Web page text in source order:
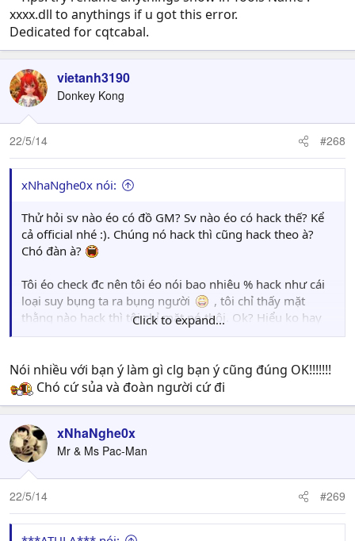
xxxx.dll to anythings if u got this error.
Dedicated for cqtcabal.
vietanh3190
Donkey Kong
22/5/14 #268
xNhaNghe0x nói:
Thử hỏi sv nào éo có đồ GM? Sv nào éo có hack thế? Kể
cả official nhé :). Chúng nó hack thì cũng hack theo à?
Chó đàn à?
Tôi éo check đc nên tôi éo nói bao nhiêu % hack như cái
loại suy bụng ta ra bụng người
, tôi chỉ thấy mặt
thằng nào hack thì tôi chỉ mặt nó thôi. Ok? Hiểu ko hay
éo hiểu?
.
Tôi éo phải lấy lý lẽ gì ra, chẳng qua thấy bạn quảng cáo
bạn chơi bên Mys thế nọ thế kia vs lại có 7 năm kinh
nghiệm chinh chiến cabal nên tìm lại xem bạn thế éo nào
Ko có thời gian chơi thì giúp mem thế nùn nào đc hả
bạn? Sao có cái này mà cũng éo hiểu đc? Phải chăng bạn
dốt hay mẹ bạn ko cho i-ốt vào canh?
Ừ thì cứ cho là tôi éo giúp mem G tôi đc bao nhiêu đi
nhưng tôi dám khẳng định éo thằng VN nào trong G tôi
Click to expand...
Nói nhiều với bạn ý làm gì clg bạn ý cũng đúng OK!!!!!!!
Chó cứ sủa và đoàn người cứ đi
xNhaNghe0x
Mr & Ms Pac-Man
22/5/14 #269